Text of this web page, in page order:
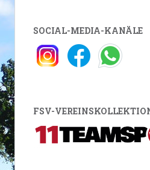
SOCIAL-MEDIA-KANÄLE
FSV-